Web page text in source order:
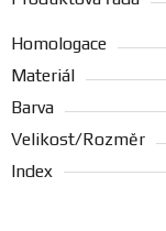
Homologace
Materiál
Barva
Velikost/Rozměr
Index